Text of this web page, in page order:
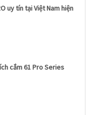
uy tín tại Việt Nam hiện
cắm 61 Pro Series